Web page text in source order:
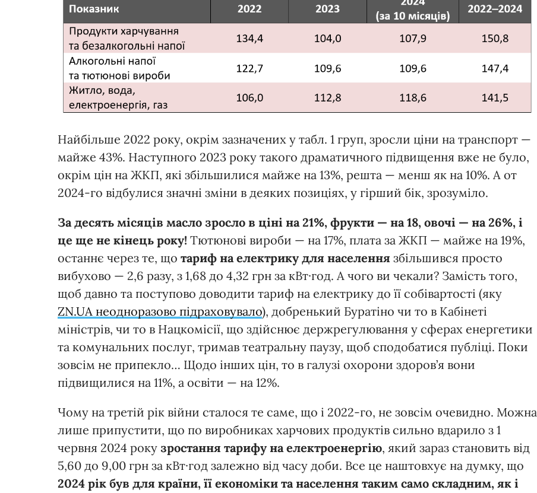
Найбільше 2022 року, окрім зазначених у табл. 1 груп, зросли ціни на транспорт —
майже 43%. Наступного 2023 року такого драматичного підвищення вже не було,
окрім цін на ЖКП, які збільшилися майже на 13%, решта — менш як на 10%. А от
2024-го відбулися значні зміни в деяких позиціях, у гірший бік, зрозуміло.
За десять місяців масло зросло в ціні на 21%, фрукти — на 18, овочі — на 26%, і
це ще не кінець року! Тютюнові вироби — на 17%, плата за ЖКП — майже на 19%,
останнє через те, що тариф на електрику для населення збільшився просто
вибухово — 2,6 разу, з 1,68 до 4,32 грн за кВт·год. А чого ви чекали? Замість того,
щоб давно та поступово доводити тариф на електрику до її собівартості (яку
ZN.UA неодноразово підраховувало), добренький Буратіно чи то в Кабінеті
міністрів, чи то в Нацкомісії, що здійснює держрегулювання у сферах енергетики
та комунальних послуг, тримав театральну паузу, щоб сподобатися публіці. Поки
зовсім не припекло… Щодо інших цін, то в галузі охорони здоров’я вони
підвищилися на 11%, а освіти — на 12%.
Чому на третій рік війни сталося те саме, що і 2022-го, не зовсім очевидно. Можна
лише припустити, що по виробниках харчових продуктів сильно вдарило з 1
червня 2024 року зростання тарифу на електроенергію, який зараз становить від
5,60 до 9,00 грн за кВт·год залежно від часу доби. Все це наштовхує на думку, що
2024 рік був для країни, її економіки та населення таким само складним, як і